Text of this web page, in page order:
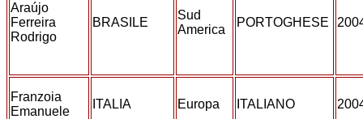
Araújo
Ferreira
Rodrigo
BRASILE
Sud
America
PORTOGHESE
Franzoia
Emanuele
ITALIA Europa ITALIANO